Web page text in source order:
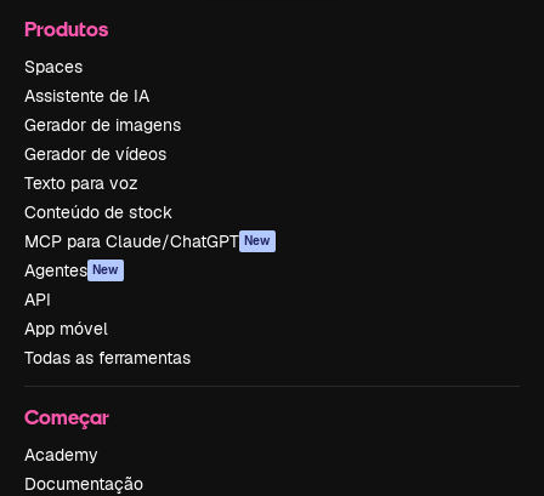
Produtos
Spaces
Assistente de IA
Gerador de imagens
Gerador de vídeos
Texto para voz
Conteúdo de stock
MCP para Claude/ChatGPT New
Agentes New
API
App móvel
Todas as ferramentas
Começar
Academy
Documentação